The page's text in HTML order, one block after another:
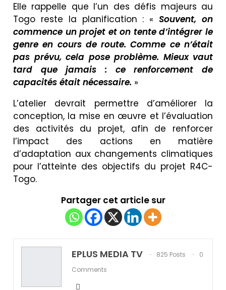
Elle rappelle que l’un des défis majeurs au
Togo reste la planification : «Souvent, on
commence un projet et on tente d’intégrer le
genre en cours de route. Comme ce n’était
pas prévu, cela pose problème. Mieux vaut
tard que jamais : ce renforcement de
capacités était nécessaire. »
L’atelier devrait permettre d’améliorer la
conception, la mise en œuvre et l’évaluation
des activités du projet, afin de renforcer
l’impact des actions en matière
d’adaptation aux changements climatiques
pour l’atteinte des objectifs du projet R4C-
Togo.
Partager cet article sur
EPLUS MEDIA TV 825 Posts
0
Comments